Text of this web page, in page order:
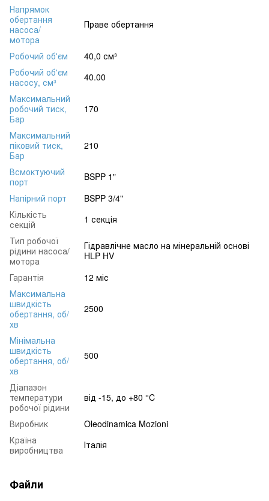
Напрямок
обертання
насоса/
мотора
Праве обертання
Робочий об'єм
40,0 см³
Робочий об'єм
насосу, см³
40.00
Максимальний
робочий тиск,
Бар
170
Максимальний
піковий тиск,
Бар
210
Всмоктуючий
порт
BSPP 1"
Напірний порт
BSPP 3/4"
Кількість
секцій
1 секція
Тип робочої
рідини насоса/
мотора
Гідравлічне масло на мінеральній основі
HLP HV
Гарантія
12 міс
Максимальна
швидкість
обертання, об/
хв
2500
Мінімальна
швидкість
обертання, об/
хв
500
Діапазон
температури
робочої рідини
від -15, до +80 °C
Виробник
Oleodinamica Mozioni
Країна
виробництва
Італія
Файли